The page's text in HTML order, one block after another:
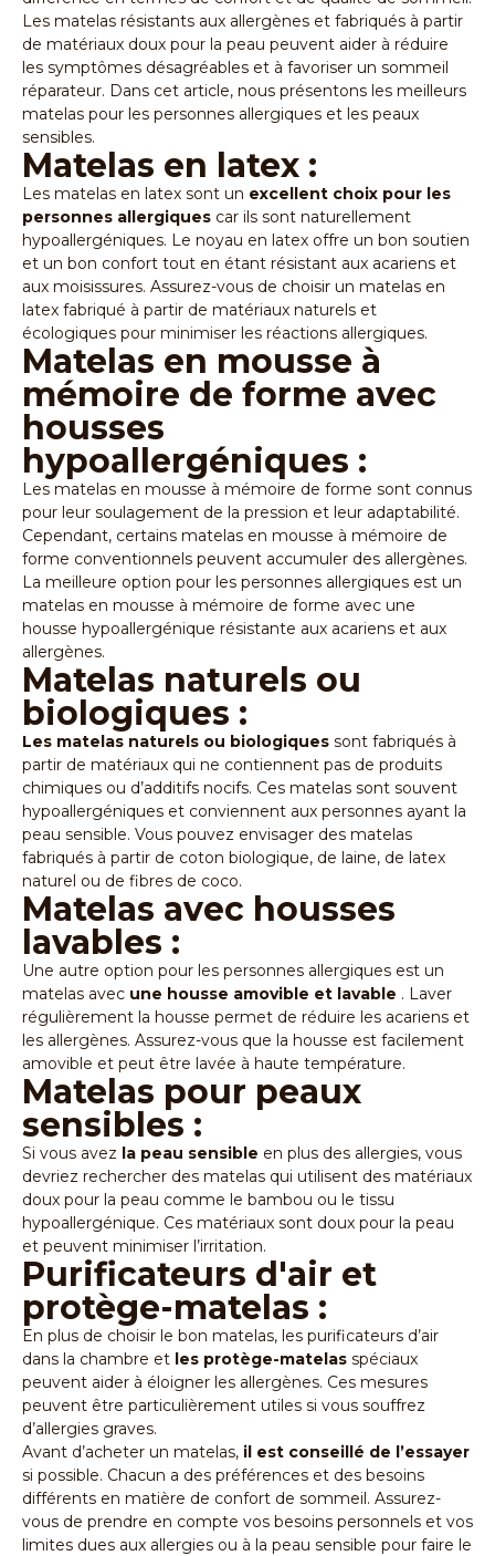
Les matelas résistants aux allergènes et fabriqués à partir
de matériaux doux pour la peau peuvent aider à réduire
les symptômes désagréables et à favoriser un sommeil
réparateur. Dans cet article, nous présentons les meilleurs
matelas pour les personnes allergiques et les peaux
sensibles.
Matelas en latex :
Les matelas en latex sont un excellent choix pour les
personnes allergiques car ils sont naturellement
hypoallergéniques. Le noyau en latex offre un bon soutien
et un bon confort tout en étant résistant aux acariens et
aux moisissures. Assurez-vous de choisir un matelas en
latex fabriqué à partir de matériaux naturels et
écologiques pour minimiser les réactions allergiques.
Matelas en mousse à
mémoire de forme avec
housses
hypoallergéniques :
Les matelas en mousse à mémoire de forme sont connus
pour leur soulagement de la pression et leur adaptabilité.
Cependant, certains matelas en mousse à mémoire de
forme conventionnels peuvent accumuler des allergènes.
La meilleure option pour les personnes allergiques est un
matelas en mousse à mémoire de forme avec une
housse hypoallergénique résistante aux acariens et aux
allergènes.
Matelas naturels ou
biologiques :
Les matelas naturels ou biologiques sont fabriqués à
partir de matériaux qui ne contiennent pas de produits
chimiques ou d’additifs nocifs. Ces matelas sont souvent
hypoallergéniques et conviennent aux personnes ayant la
peau sensible. Vous pouvez envisager des matelas
fabriqués à partir de coton biologique, de laine, de latex
naturel ou de fibres de coco.
Matelas avec housses
lavables :
Une autre option pour les personnes allergiques est un
matelas avec une housse amovible et lavable . Laver
régulièrement la housse permet de réduire les acariens et
les allergènes. Assurez-vous que la housse est facilement
amovible et peut être lavée à haute température.
Matelas pour peaux
sensibles :
Si vous avez la peau sensible en plus des allergies, vous
devriez rechercher des matelas qui utilisent des matériaux
doux pour la peau comme le bambou ou le tissu
hypoallergénique. Ces matériaux sont doux pour la peau
et peuvent minimiser l’irritation.
Purificateurs d'air et
protège-matelas :
En plus de choisir le bon matelas, les purificateurs d’air
dans la chambre et les protège-matelas spéciaux
peuvent aider à éloigner les allergènes. Ces mesures
peuvent être particulièrement utiles si vous souffrez
d’allergies graves.
Avant d’acheter un matelas, il est conseillé de l’essayer
si possible. Chacun a des préférences et des besoins
différents en matière de confort de sommeil. Assurez-
vous de prendre en compte vos besoins personnels et vos
limites dues aux allergies ou à la peau sensible pour faire le